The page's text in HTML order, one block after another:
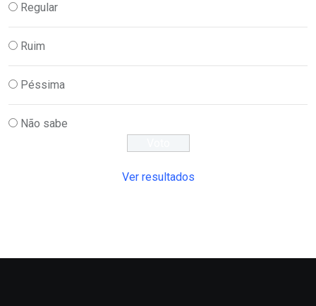
Regular
Ruim
Péssima
Não sabe
Ver resultados